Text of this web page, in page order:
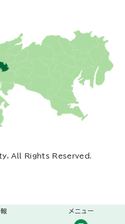
メニュー
All Rights Reserved.